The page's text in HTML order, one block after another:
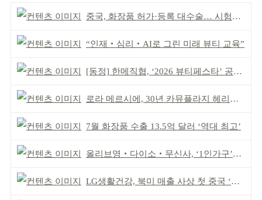
중국, 화장품 허가·등록 대수술… 시험자료 공용 허용
“인재‧심리‧AI로 그린 미래 뷰티 교육”
[동정] 한메직협, ‘2026 뷰티페스타’ 공동 주최
로라 메르시에, 30년 카뮤플라지 헤리티지 담아
7월 화장품 수출 13.5억 달러 ‘역대 최고’
올리브영‧다이소‧무신사, ‘1인가구’가 이끈다
LG생활건강, 북미 매출 사상 첫 중국 ‘추월’